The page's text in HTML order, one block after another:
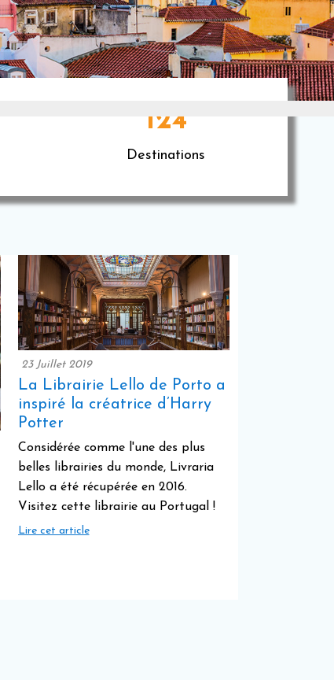
124
Destinations
23 Juillet 2019
La Librairie Lello de Porto a
inspiré la créatrice d’Harry
Potter
Considérée comme l'une des plus
belles librairies du monde, Livraria
Lello a été récupérée en 2016.
Visitez cette librairie au Portugal !
Lire cet article